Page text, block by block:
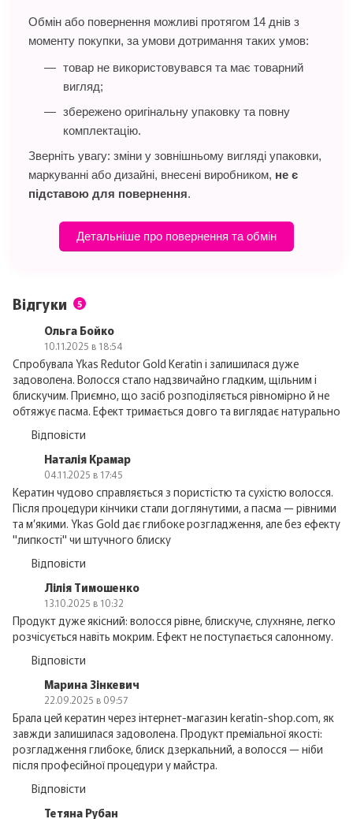
Обмін або повернення можливі протягом 14 днів з
моменту покупки, за умови дотримання таких умов:
товар не використовувався та має товарний
вигляд;
збережено оригінальну упаковку та повну
комплектацію.
Зверніть увагу: зміни у зовнішньому вигляді упаковки,
маркуванні або дизайні, внесені виробником, не є
підставою для повернення.
Детальніше про повернення та обмін
Відгуки 5
Ольга Бойко
10.11.2025 в 18:54
Спробувала Ykas Redutor Gold Keratin і залишилася дуже
задоволена. Волосся стало надзвичайно гладким, щільним і
блискучим. Приємно, що засіб розподіляється рівномірно й не
обтяжує пасма. Ефект тримається довго та виглядає натурально
Відповісти
Наталія Крамар
04.11.2025 в 17:45
Кератин чудово справляється з пористістю та сухістю волосся.
Після процедури кінчики стали доглянутими, а пасма — рівними
та м’якими. Ykas Gold дає глибоке розгладження, але без ефекту
"липкості" чи штучного блиску
Відповісти
Лілія Тимошенко
13.10.2025 в 10:32
Продукт дуже якісний: волосся рівне, блискуче, слухняне, легко
розчісується навіть мокрим. Ефект не поступається салонному.
Відповісти
Марина Зінкевич
22.09.2025 в 09:57
Брала цей кератин через інтернет-магазин keratin-shop.com, як
завжди залишилася задоволена. Продукт преміальної якості:
розгладження глибоке, блиск дзеркальний, а волосся — ніби
після професійної процедури у майстра.
Відповісти
Тетяна Рубан